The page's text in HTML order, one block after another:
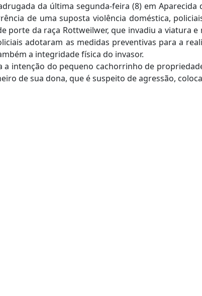
da última segunda-feira (8) em Aparecida
de uma suposta violência doméstica,
porte da raça Rottweilwer, que invadiu a viatura e
adotaram as medidas preventivas para a
a integridade física do invasor.
a intenção do pequeno cachorrinho de
de sua dona, que é suspeito de agressão,